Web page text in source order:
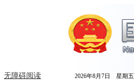
无障碍阅读 2026年8月7日 星期五